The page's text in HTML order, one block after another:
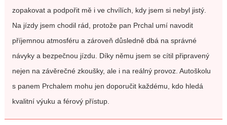
zopakovat a podpořit mě i ve chvílích, kdy jsem si nebyl jistý.
Na jízdy jsem chodil rád, protože pan Prchal umí navodit
příjemnou atmosféru a zároveň důsledně dbá na správné
návyky a bezpečnou jízdu. Díky němu jsem se cítil připravený
nejen na závěrečné zkoušky, ale i na reálný provoz. Autoškolu
s panem Prchalem mohu jen doporučit každému, kdo hledá
kvalitní výuku a férový přístup.